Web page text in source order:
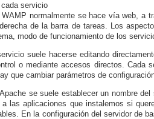
servicio
normalmente se hace vía web, a
de la barra de tareas. Los
modo de funcionamiento de los
suele hacerse editando
o mediante accesos directos. Cada
que cambiar parámetros de
se suele establecer un nombre
las aplicaciones que instalemos si
En la configuración del servidor de